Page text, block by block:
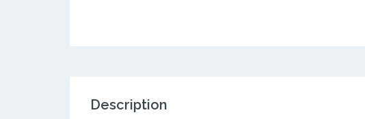
Description